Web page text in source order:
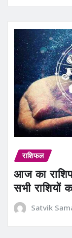
राशिफल
आज का
सभी राशियों
Satvik